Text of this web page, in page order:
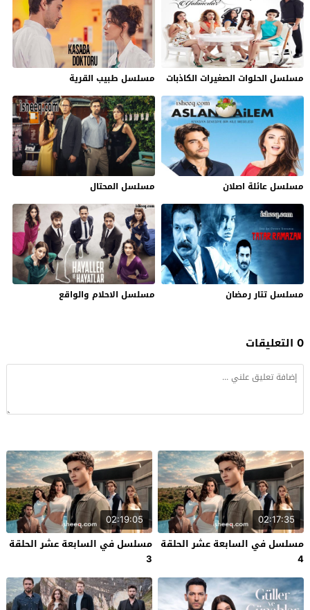
مسلسل الحلوات الصغيرات الكاذبات مسلسل طبيب القرية
مسلسل عائلة اصلان مسلسل المحتال
مسلسل تتار رمضان مسلسل الاحلام والواقع
0 التعليقات
02:17:35
مسلسل في السابعة عشر الحلقة
4
02:19:05
مسلسل في السابعة عشر الحلقة
3